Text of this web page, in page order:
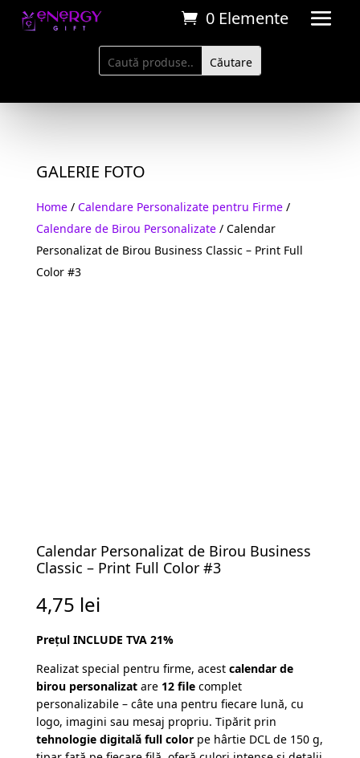
0 Elemente
GALERIE FOTO
Home/ Calendare Personalizate pentru Firme/
Calendare de Birou Personalizate/ Calendar
Personalizat de Birou Business Classic – Print Full
Color #3
Calendar Personalizat de Birou Business
Classic – Print Full Color #3
4,75 lei
Prețul INCLUDE TVA 21%
Realizat special pentru firme, acest calendar de
birou personalizatare 12 filecomplet
personalizabile – câte una pentru fiecare lună, cu
logo, imagini sau mesaj propriu. Tipărit prin
tehnologie digitală full colorpe hârtie DCL de 150 g,